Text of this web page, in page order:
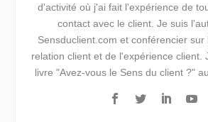
d'activité où j'ai fait l'expérience de
contact avec le client. Je suis
Sensduclient.com et conférencier sur
relation client et de l'expérience client.
livre "Avez-vous le Sens du client ?"